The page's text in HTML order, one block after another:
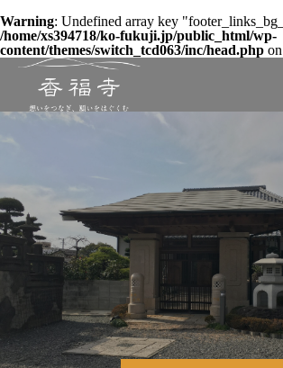
Warning: Undefined array key
/home/xs394718/ko-fukuji.jp/public_html/wp-
content/themes/switch_tcd063/inc/head.php